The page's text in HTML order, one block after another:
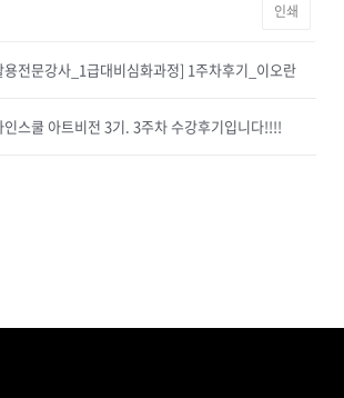
인쇄
전문강사_1급대비심화과정] 1주차후기_이오란
인스쿨 아트비전 3기. 3주차 수강후기입니다!!!!